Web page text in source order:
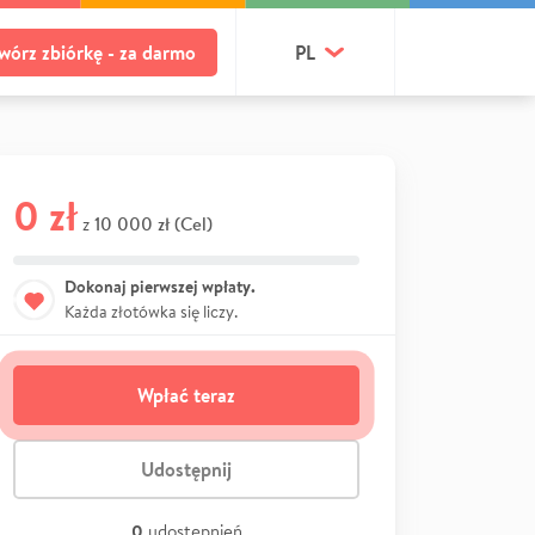
zbiórkę - za darmo PL
0 zł z 10 000 zł (Cel)
Dokonaj pierwszej wpłaty.
Każda złotówka się liczy.
Wpłać teraz
Udostępnij